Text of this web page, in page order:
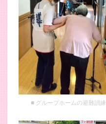
グループホームの避難訓練